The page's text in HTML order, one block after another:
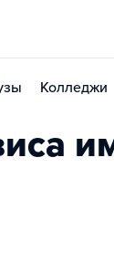
Колледжи